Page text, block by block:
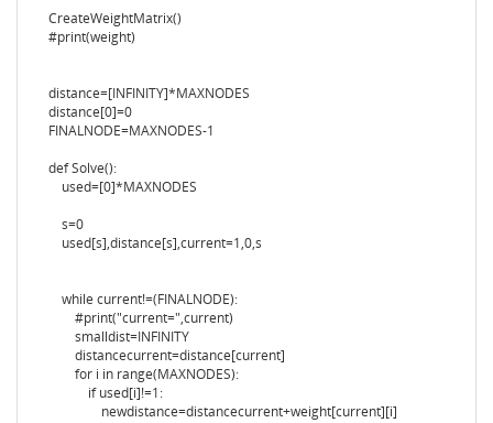
CreateWeightMatrix()
#print(weight)
distance=[INFINITY]*MAXNODES
distance[0]=0
FINALNODE=MAXNODES-1
def Solve():
used=[0]*MAXNODES
s=0
used[s],distance[s],current=1,0,s
while current!=(FINALNODE):
#print("current=",current)
smalldist=INFINITY
distancecurrent=distance[current]
for i in range(MAXNODES):
if used[i]!=1:
newdistance=distancecurrent+weight[current][i]